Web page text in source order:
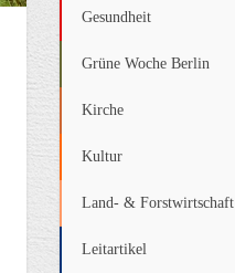
Gesundheit
Grüne Woche Berlin
Kirche
Kultur
Land- & Forstwirtschaft
Leitartikel